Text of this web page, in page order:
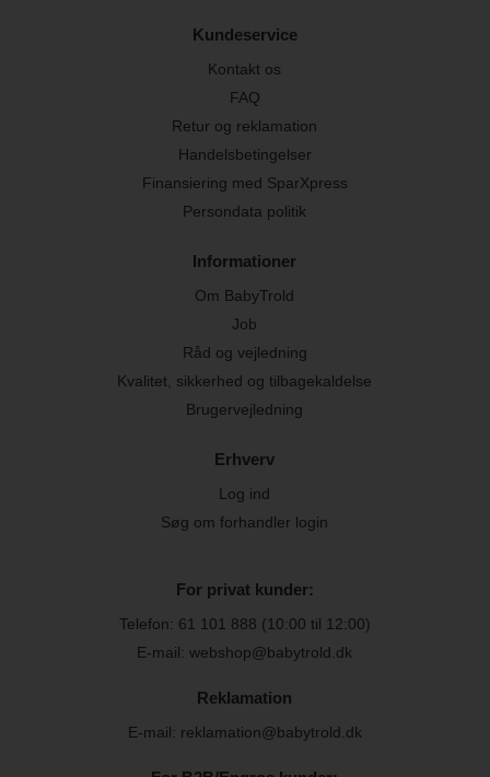
Kundeservice
Kontakt os
FAQ
Retur og reklamation
Handelsbetingelser
Finansiering med SparXpress
Persondata politik
Informationer
Om BabyTrold
Job
Råd og vejledning
Kvalitet, sikkerhed og tilbagekaldelse
Brugervejledning
Erhverv
Log ind
Søg om forhandler login
For privat kunder:
Telefon: 61 101 888 (10:00 til 12:00)
E-mail: webshop@babytrold.dk
Reklamation
E-mail: reklamation@babytrold.dk